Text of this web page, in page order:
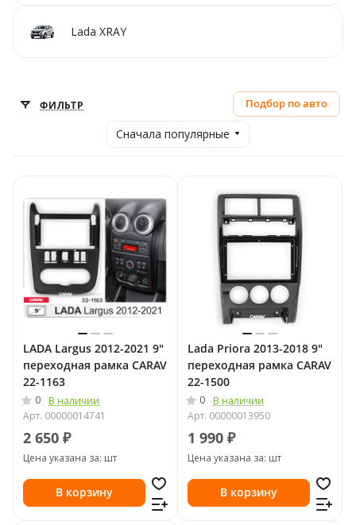
Lada XRAY
ФИЛЬТР Подбор по авто
Сначала популярные
LADA Largus 2012-2021 9"
переходная рамка CARAV
22-1163
0
В наличии
Арт. 00000014741
2 650 ₽
Цена указана за: шт
В корзину
Lada Priora 2013-2018 9"
переходная рамка CARAV
22-1500
0
В наличии
Арт. 00000013950
1 990 ₽
Цена указана за: шт
В корзину